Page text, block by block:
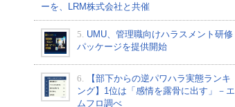
ーを、LRM株式会社と共催
5. UMU、管理職向けハラスメント研修
パッケージを提供開始
6.
【部下からの逆パワハラ実態ランキ
ング】1位は「感情を露骨に出す」－エ
ムフロ調べ